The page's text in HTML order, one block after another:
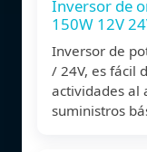
Inversor de
150W 12V
Inversor de
/ 24V, es fácil
actividades al
suministros